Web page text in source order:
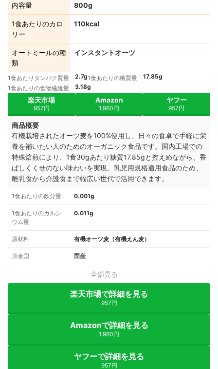
内容量 800g
1食あたりのカロ
リー
110kcal
オートミールの種
類
インスタントオーツ
1食あたりタンパク質量 2.7g1食あたりの糖質量
17.85g
1食あたりの食物繊維量
3.18g
楽天市場
957円
Amazon
1,960円
ヤフー
957円
商品概要
有機栽培されたオーツ麦を100%使用し、日々の食卓で手軽に栄
養を補いたい人のためのオーガニック食品です。国内工場での
特殊焙煎により、1食30gあたり糖質17.85gと控えめながら、香
ばしくくせのない味わいを実現。乳児用規格適用食品のため、
離乳食から介護食まで幅広い世代で活用できます。
1食あたりの鉄分量 0.001g
1食あたりのカルシ
ウム量
0.011g
原材料 有機オーツ麦（有機えん麦）
原産国 国産
全部見る
楽天市場で詳細を見る
957円
Amazonで詳細を見る
1,960円
ヤフーで詳細を見る
957円